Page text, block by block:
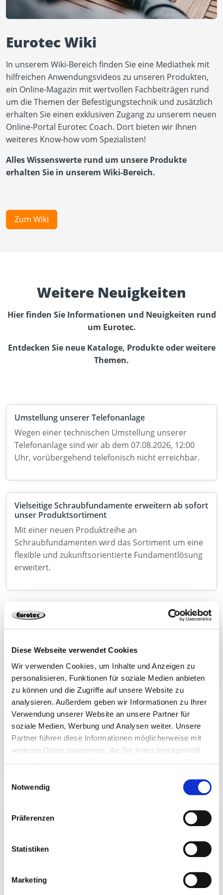
Diese Webseite verwendet Cookies
Wir verwenden Cookies, um Inhalte und Anzeigen zu
personalisieren, Funktionen für soziale Medien anbieten
zu können und die Zugriffe auf unsere Website zu
analysieren. Außerdem geben wir Informationen zu Ihrer
Verwendung unserer Website an unsere Partner für
soziale Medien, Werbung und Analysen weiter. Unsere
Partner führen diese Informationen möglicherweise mit
weiteren Daten zusammen, die Sie ihnen bereitgestellt
Notwendig
Präferenzen
Statistiken
Marketing
Eurotec Wiki
In unserem Wiki-Bereich finden Sie eine Mediathek mit
hilfreichen Anwendungsvideos zu unseren Produkten,
ein Online-Magazin mit wertvollen Fachbeiträgen rund
um die Themen der Befestigungstechnik und zusätzlich
erhalten Sie einen exklusiven Zugang zu unserem neuen
Online-Portal Eurotec Coach. Dort bieten wir Ihnen
weiteres Know-how vom Spezialisten!
Alles Wissenswerte rund um unsere Produkte
erhalten Sie in unserem Wiki-Bereich.
Zum Wiki
Weitere Neuigkeiten
Hier finden Sie Informationen und Neuigkeiten rund
um Eurotec.
Entdecken Sie neue Kataloge, Produkte oder weitere
Themen.
Umstellung unserer Telefonanlage
Wegen einer technischen Umstellung unserer
Telefonanlage sind wir ab dem 07.08.2026, 12:00
Uhr, vorübergehend telefonisch nicht erreichbar.
Vielseitige Schraubfundamente erweitern ab sofort
unser Produktsortiment
Mit einer neuen Produktreihe an
Schraubfundamenten wird das Sortiment um eine
flexible und zukunftsorientierte Fundamentlösung
erweitert.
Jetzt neu im Sortiment: SonoTec V2 Linienlager
Mit dem SonoTec V2 erweitern wir unser Sortiment
leistungsstarke Lösung zur gezielten Entkopplung
tragender Bauteile.
Einschraubwerkzeug mit BG Bau Förderung 2026
sichern
Die BG Bau fördert die Anschaffung von
Einschraubhilfen für den Holzbau mit 50 % der
Connecto – leistungsstarker Holzverbinder mit ETA
Mit dem Connecto erweitern wir unser Sortiment
um ein leistungsfähiges Verbindungsmittel für
anspruchsvolle Anwendungen im konstruktiven